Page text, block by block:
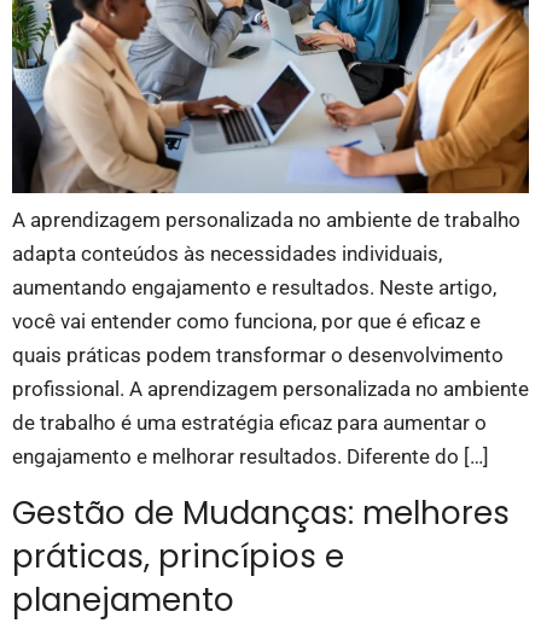
A aprendizagem personalizada no ambiente de trabalho
adapta conteúdos às necessidades individuais,
aumentando engajamento e resultados. Neste artigo,
você vai entender como funciona, por que é eficaz e
quais práticas podem transformar o desenvolvimento
profissional. A aprendizagem personalizada no ambiente
de trabalho é uma estratégia eficaz para aumentar o
engajamento e melhorar resultados. Diferente do […]
Gestão de Mudanças: melhores
práticas, princípios e
planejamento